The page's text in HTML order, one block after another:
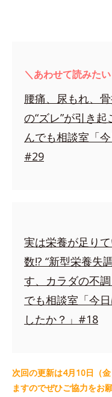
＼あわせて読みた
腰痛、尿もれ、
の“ズレ”が引き
んでも相談室「
#29
実は栄養が足り
数!? “新型栄養失
す、カラダの不
でも相談室「今
したか？」#18
次回の更新は4月10日（
ますのでぜひご協力をお